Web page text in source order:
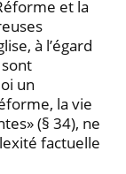
et la
à l’égard
un
la vie
(§ 34), ne
factuelle